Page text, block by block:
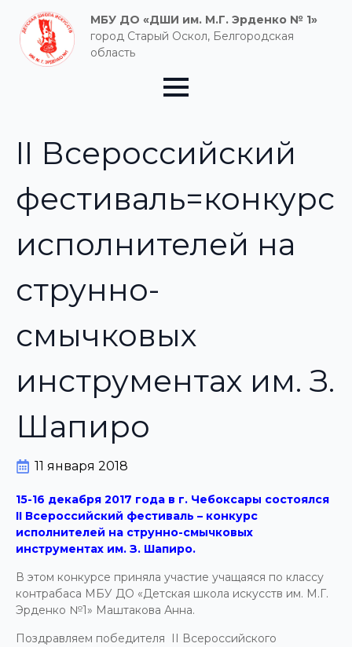
МБУ ДО «ДШИ им. М.Г. Эрденко № 1»
город Старый Оскол, Белгородская
область
II Всероссийский
фестиваль=конкурс
исполнителей на
струнно-
смычковых
инструментах им. З.
Шапиро
11 января 2018
15-16 декабря 2017 года в г. Чебоксары состоялся
II Всероссийский фестиваль – конкурс
исполнителей на струнно-смычковых
инструментах им. З. Шапиро.
В этом конкурсе приняла участие учащаяся по классу
контрабаса МБУ ДО «Детская школа искусств им. М.Г.
Эрденко №1» Маштакова Анна.
Поздравляем победителя II Всероссийского